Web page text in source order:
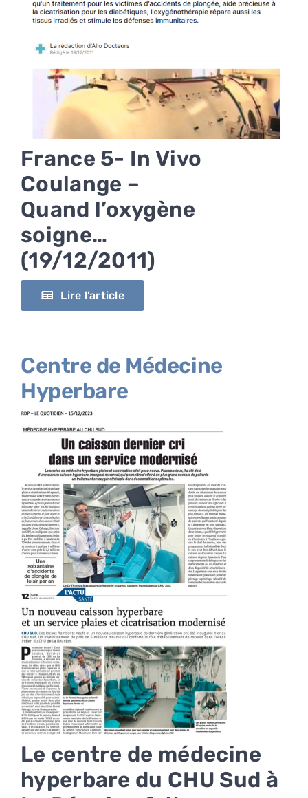
France 5- In Vivo
Coulange –
Quand l’oxygène
soigne…
(19/12/2011)
Lire l’article
Centre de Médecine
Hyperbare
Le centre de médecine
hyperbare du CHU Sud à